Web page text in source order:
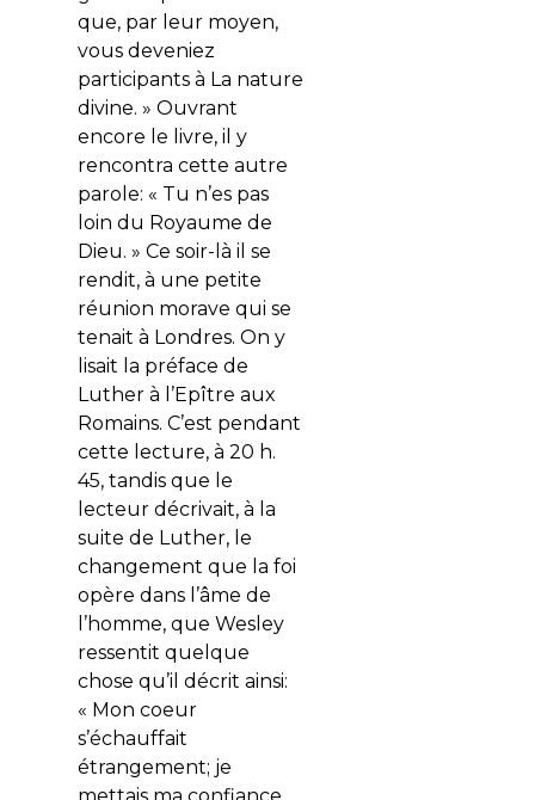
que, par leur moyen,
vous deveniez
participants à La nature
divine. » Ouvrant
encore le livre, il y
rencontra cette autre
parole: « Tu n’es pas
loin du Royaume de
Dieu. » Ce soir-là il se
rendit, à une petite
réunion morave qui se
tenait à Londres. On y
lisait la préface de
Luther à l’Epître aux
Romains. C’est pendant
cette lecture, à 20 h.
45, tandis que le
lecteur décrivait, à la
suite de Luther, le
changement que la foi
opère dans l’âme de
l’homme, que Wesley
ressentit quelque
chose qu’il décrit ainsi:
« Mon coeur
s’échauffait
étrangement; je